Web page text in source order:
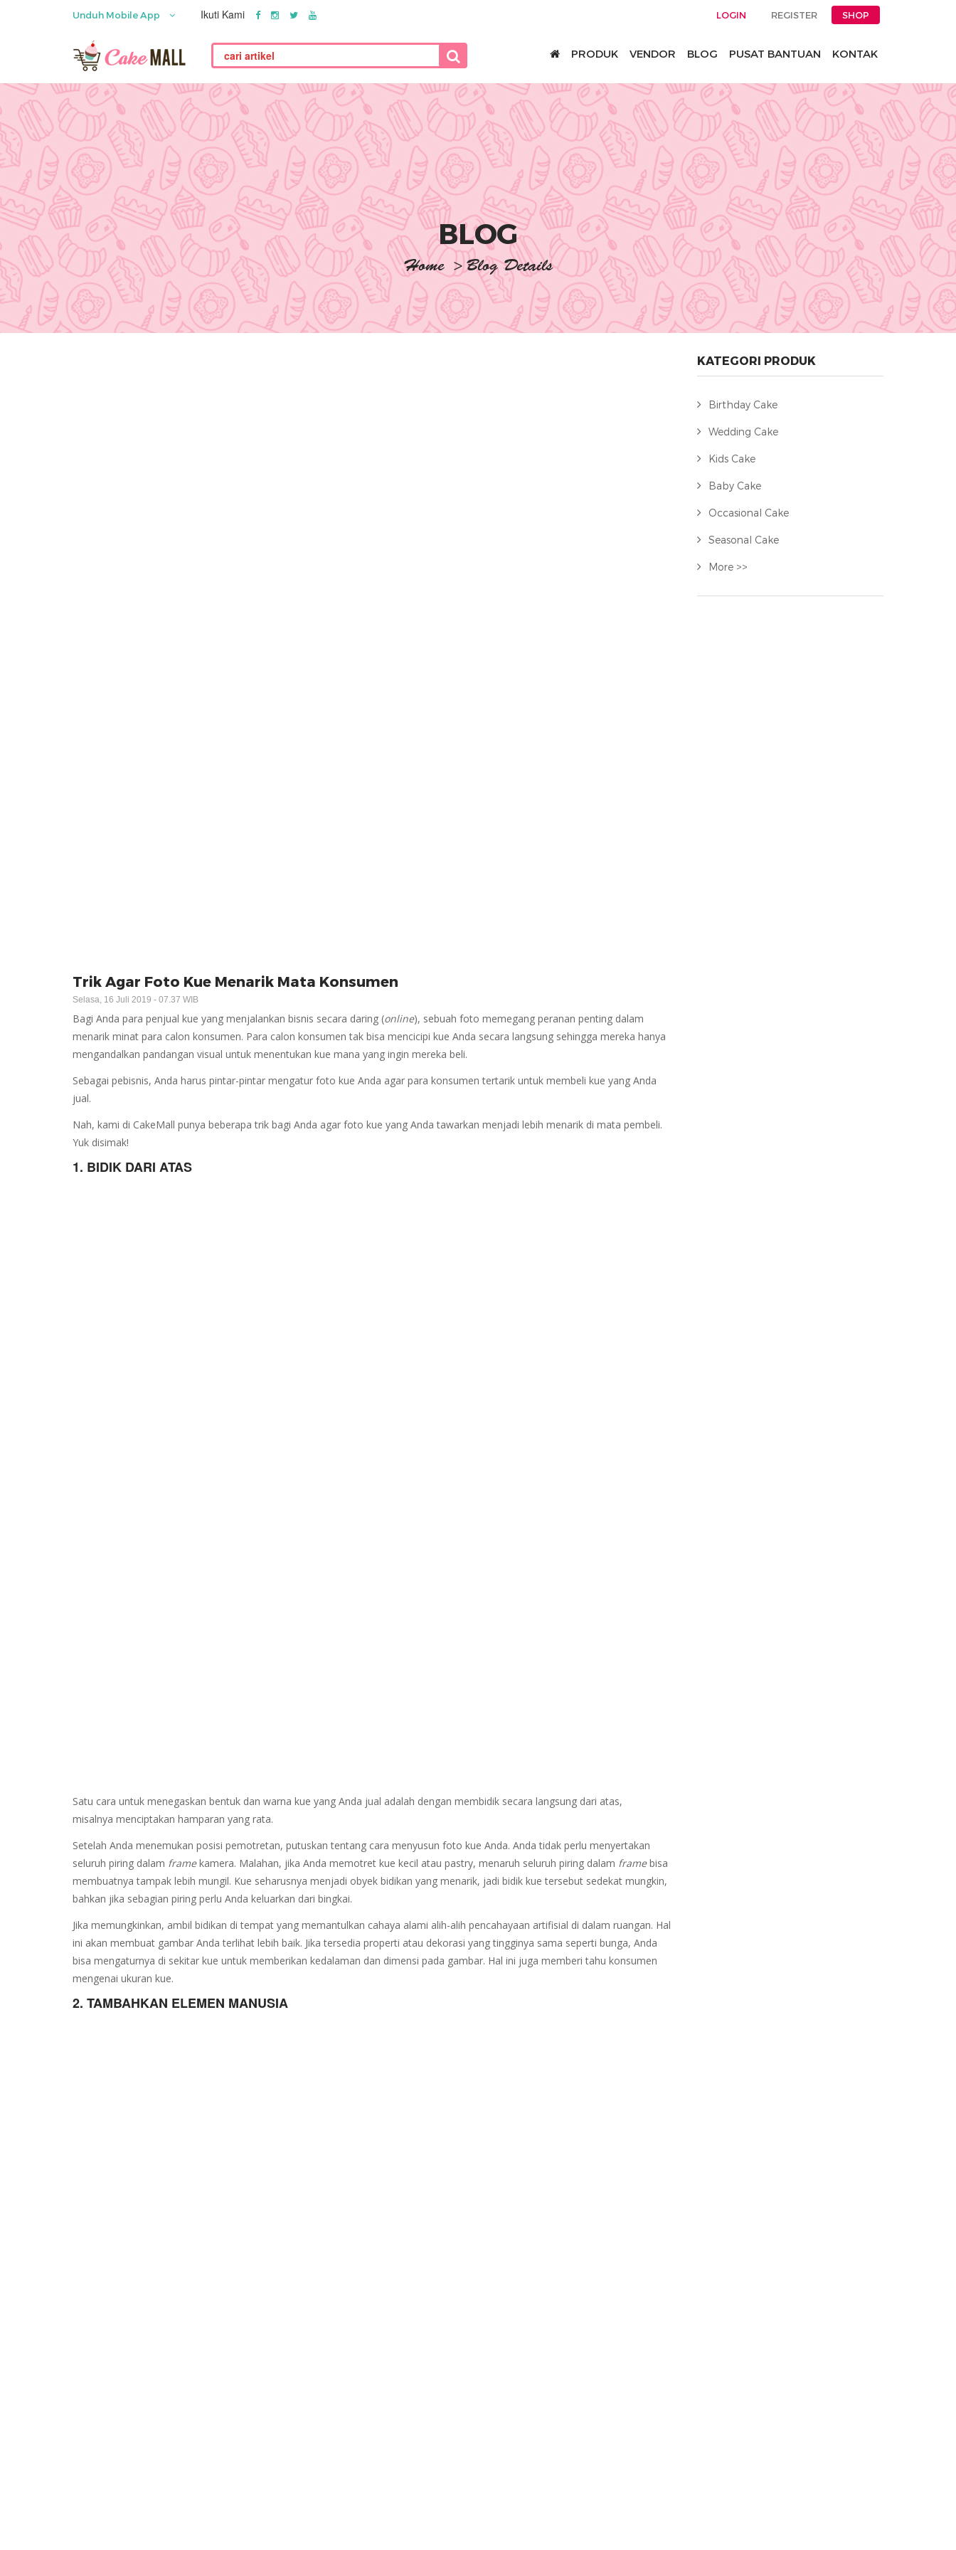
Unduh Mobile App Ikuti Kami LOGIN REGISTER SHOP
PRODUK VENDOR BLOG PUSAT BANTUAN KONTAK
BLOG
Home >Blog Details
Trik Agar Foto Kue Menarik Mata Konsumen
Selasa, 16 Juli 2019 - 07.37 WIB
Bagi Anda para penjual kue yang menjalankan bisnis secara daring (online), sebuah foto memegang peranan penting dalam
menarik minat para calon konsumen. Para calon konsumen tak bisa mencicipi kue Anda secara langsung sehingga mereka hanya
mengandalkan pandangan visual untuk menentukan kue mana yang ingin mereka beli.
Sebagai pebisnis, Anda harus pintar-pintar mengatur foto kue Anda agar para konsumen tertarik untuk membeli kue yang Anda
jual.
Nah, kami di CakeMall punya beberapa trik bagi Anda agar foto kue yang Anda tawarkan menjadi lebih menarik di mata pembeli.
Yuk disimak!
1. BIDIK DARI ATAS
Satu cara untuk menegaskan bentuk dan warna kue yang Anda jual adalah dengan membidik secara langsung dari atas,
misalnya menciptakan hamparan yang rata.
Setelah Anda menemukan posisi pemotretan, putuskan tentang cara menyusun foto kue Anda. Anda tidak perlu menyertakan
seluruh piring dalam framekamera. Malahan, jika Anda memotret kue kecil atau pastry, menaruh seluruh piring dalam framebisa
membuatnya tampak lebih mungil. Kue seharusnya menjadi obyek bidikan yang menarik, jadi bidik kue tersebut sedekat mungkin,
bahkan jika sebagian piring perlu Anda keluarkan dari bingkai.
Jika memungkinkan, ambil bidikan di tempat yang memantulkan cahaya alami alih-alih pencahayaan artifisial di dalam ruangan. Hal
ini akan membuat gambar Anda terlihat lebih baik. Jika tersedia properti atau dekorasi yang tingginya sama seperti bunga, Anda
bisa mengaturnya di sekitar kue untuk memberikan kedalaman dan dimensi pada gambar. Hal ini juga memberi tahu konsumen
mengenai ukuran kue.
2. TAMBAHKAN ELEMEN MANUSIA
KATEGORI PRODUK
Birthday Cake
Wedding Cake
Kids Cake
Baby Cake
Occasional Cake
Seasonal Cake
More >>